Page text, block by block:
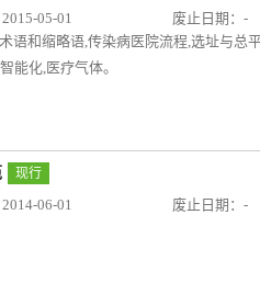
05-01
废止日期：-
语和缩略语,传染病医院流程,选址与总
能化,医疗气体。
现行
06-01 废止日期：-